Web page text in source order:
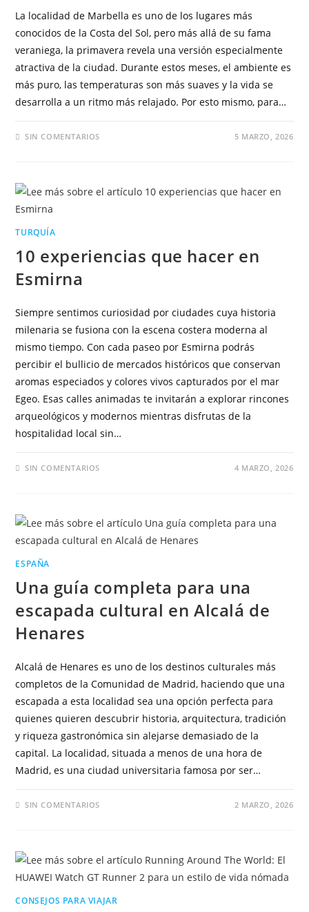
La localidad de Marbella es uno de los lugares más
conocidos de la Costa del Sol, pero más allá de su fama
veraniega, la primavera revela una versión especialmente
atractiva de la ciudad. Durante estos meses, el ambiente es
más puro, las temperaturas son más suaves y la vida se
desarrolla a un ritmo más relajado. Por esto mismo, para…
SIN COMENTARIOS 5 MARZO, 2026
TURQUÍA
10 experiencias que hacer en
Esmirna
Siempre sentimos curiosidad por ciudades cuya historia
milenaria se fusiona con la escena costera moderna al
mismo tiempo. Con cada paseo por Esmirna podrás
percibir el bullicio de mercados históricos que conservan
aromas especiados y colores vivos capturados por el mar
Egeo. Esas calles animadas te invitarán a explorar rincones
arqueológicos y modernos mientras disfrutas de la
hospitalidad local sin…
SIN COMENTARIOS 4 MARZO, 2026
ESPAÑA
Una guía completa para una
escapada cultural en Alcalá de
Henares
Alcalá de Henares es uno de los destinos culturales más
completos de la Comunidad de Madrid, haciendo que una
escapada a esta localidad sea una opción perfecta para
quienes quieren descubrir historia, arquitectura, tradición
y riqueza gastronómica sin alejarse demasiado de la
capital. La localidad, situada a menos de una hora de
Madrid, es una ciudad universitaria famosa por ser…
SIN COMENTARIOS 2 MARZO, 2026
CONSEJOS PARA VIAJAR